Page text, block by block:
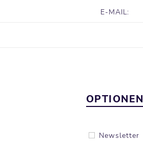
E-MAIL:
OPTIONEN
Newsletter